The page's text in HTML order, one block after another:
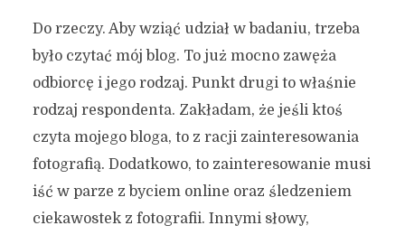
Do rzeczy. Aby wziąć udział w badaniu, trzeba
było czytać mój blog. To już mocno zawęża
odbiorcę i jego rodzaj. Punkt drugi to właśnie
rodzaj respondenta. Zakładam, że jeśli ktoś
czyta mojego bloga, to z racji zainteresowania
fotografią. Dodatkowo, to zainteresowanie musi
iść w parze z byciem online oraz śledzeniem
ciekawostek z fotografii. Innymi słowy,